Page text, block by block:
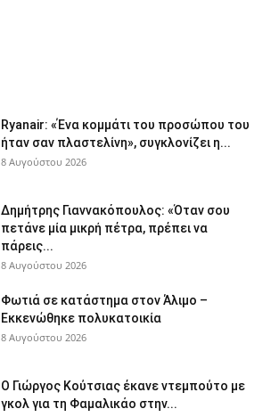
Ryanair: «Ένα κομμάτι του προσώπου του
ήταν σαν πλαστελίνη», συγκλονίζει η...
8 Αυγούστου 2026
Δημήτρης Γιαννακόπουλος: «Όταν σου
πετάνε μία μικρή πέτρα, πρέπει να
πάρεις...
8 Αυγούστου 2026
Φωτιά σε κατάστημα στον Άλιμο –
Εκκενώθηκε πολυκατοικία
8 Αυγούστου 2026
Ο Γιώργος Κούτσιας έκανε ντεμπούτο με
γκολ για τη Φαμαλικάο στην...